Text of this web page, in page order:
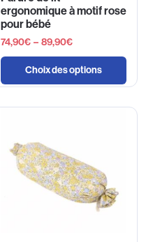
ergonomique à motif rose
pour bébé
74,90€ – 89,90€
Choix des options